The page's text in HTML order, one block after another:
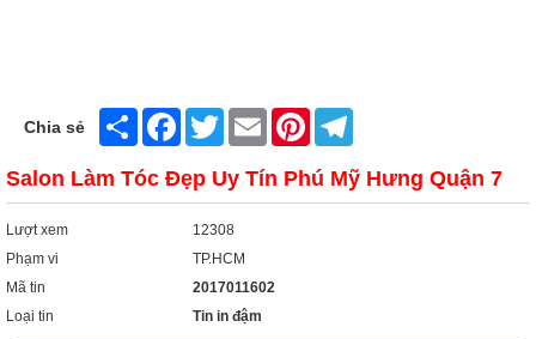
Chia sẻ Share FacebookTwitter Email Pinterest
Salon Làm Tóc Đẹp Uy Tín Phú Mỹ Hưng Quận 7
Lượt xem
12308
Phạm vi
TP.HCM
Mã tin
2017011602
Loại tin
Tin in đậm